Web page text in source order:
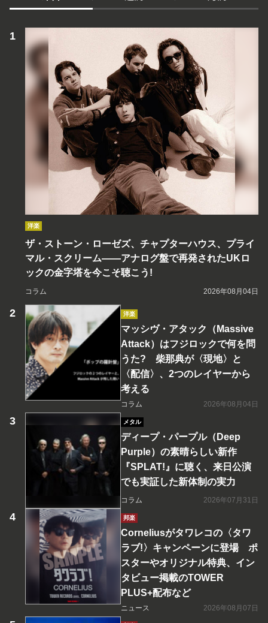
洋楽
ザ・ストーン・ローゼズ、チャプターハウス、プライ
マル・スクリーム――アナログ盤で再発されたUKロ
ックの金字塔を今こそ聴こう!
コラム 2026年08月04日
洋楽
マッシヴ・アタック（Massive
Attack）はフジロックで何を問
うた? 柴那典が〈現地〉と
〈配信〉、2つのレイヤーから
考える
コラム 2026年08月04日
メタル
ディープ・パープル（Deep
Purple）の素晴らしい新作
『SPLAT!』に聴く、来日公演
でも実証した新体制の実力
コラム 2026年07月31日
邦楽
Corneliusがタワレコの〈タワ
ラブ!〉キャンペーンに登場 ポ
スターやオリジナル特典、イン
タビュー掲載のTOWER
PLUS+配布など
ニュース 2026年08月07日